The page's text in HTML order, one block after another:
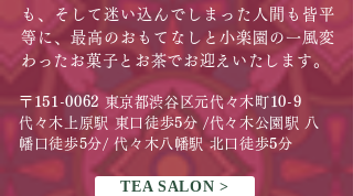
も、そして迷い込んでしまった人間も皆平
等に、最高のおもてなしと小楽園の一風変
わったお菓子とお茶でお迎えいたします。
〒 151-0062 東京都渋谷区元代々木町10-9
代々木上原駅 東口徒歩5分 /代々木公園駅 八
幡口徒歩5分/ 代々木八幡駅 北口徒歩5分
TEA SALON >